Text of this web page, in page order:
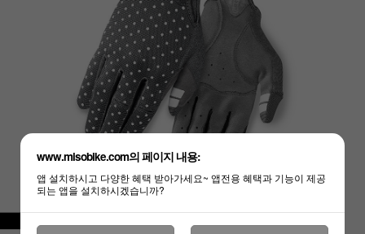
www.misobike.com의 페이지 내용:
앱 설치하시고 다양한 혜택 받아가세요~ 앱전용 혜택과 기능이 제공
되는 앱을 설치하시겠습니까?